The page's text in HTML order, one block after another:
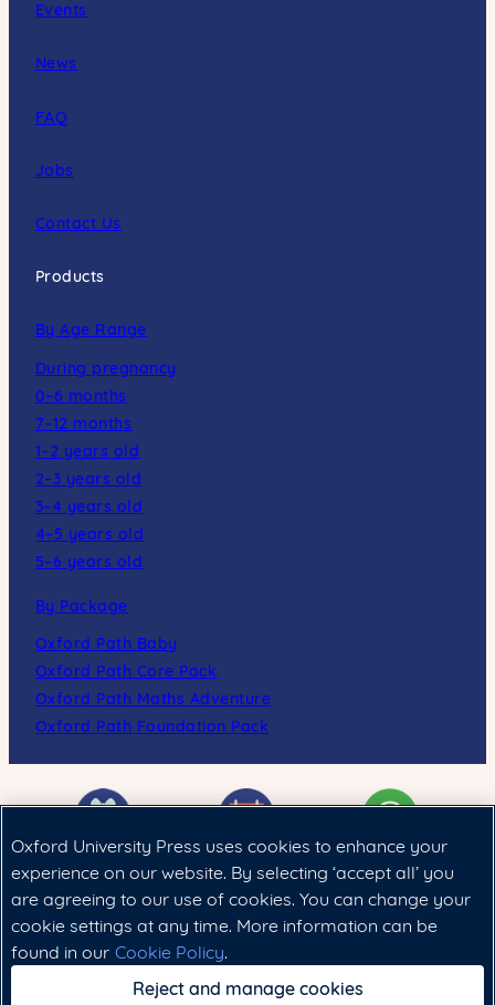
Events
News
FAQ
Jobs
Contact Us
Products
By Age Range
During pregnancy
0–6 months
7–12 months
1–2 years old
2–3 years old
3–4 years old
4–5 years old
5–6 years old
By Package
Oxford Path Baby
Oxford Path Core Pack
Oxford Path Maths Adventure
Oxford Path Foundation Pack
Cookie政策 法律聲明 私隱政策
Copyright © 2024 Oxford University Press (China) Ltd.
Oxford University Press uses cookies to enhance your
experience on our website. By selecting ‘accept all’ you
are agreeing to our use of cookies. You can change your
cookie settings at any time. More information can be
found in our Cookie Policy.
Reject and manage cookies